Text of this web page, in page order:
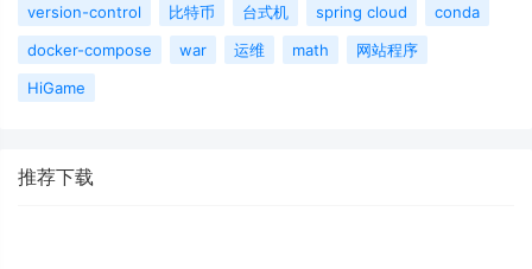
version-control
比特币 台式机 spring cloud
conda
docker-compose
war 运维 math
网站程序
HiGame
推荐下载